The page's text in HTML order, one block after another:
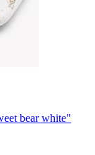
bear white"